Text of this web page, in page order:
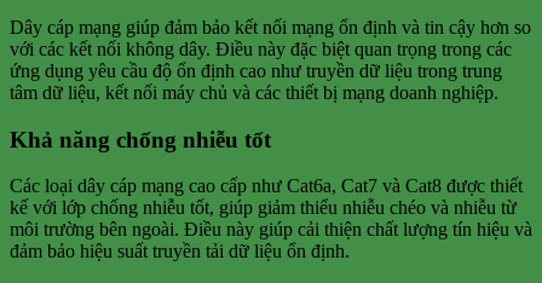
Dây cáp mạng giúp đảm bảo kết nối mạng ổn định và tin cậy hơn so
với các kết nối không dây. Điều này đặc biệt quan trọng trong các
ứng dụng yêu cầu độ ổn định cao như truyền dữ liệu trong trung
tâm dữ liệu, kết nối máy chủ và các thiết bị mạng doanh nghiệp.
Khả năng chống nhiễu tốt
Các loại dây cáp mạng cao cấp như Cat6a, Cat7 và Cat8 được thiết
kế với lớp chống nhiễu tốt, giúp giảm thiểu nhiễu chéo và nhiễu từ
môi trường bên ngoài. Điều này giúp cải thiện chất lượng tín hiệu và
đảm bảo hiệu suất truyền tải dữ liệu ổn định.